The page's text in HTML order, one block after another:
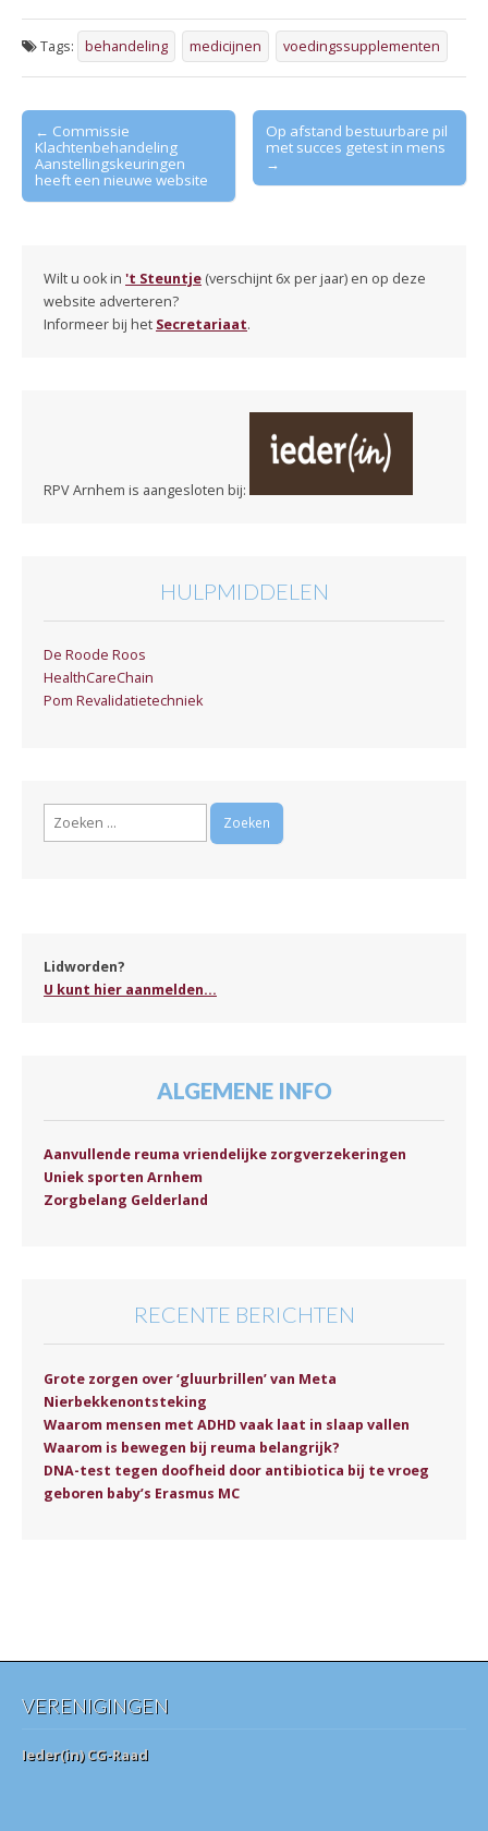
Tags: behandeling medicijnen voedingssupplementen
Post
navigation
← Commissie
Klachtenbehandeling
Aanstellingskeuringen
heeft een nieuwe website
Op afstand bestuurbare pil
met succes getest in mens
→
Wilt u ook in 't Steuntje (verschijnt 6x per jaar) en op deze
website adverteren?
Informeer bij het Secretariaat.
RPV Arnhem is aangesloten bij:
HULPMIDDELEN
De Roode Roos
HealthCareChain
Pom Revalidatietechniek
Zoeken
Lidworden?
U kunt hier aanmelden...
ALGEMENE INFO
Aanvullende reuma vriendelijke zorgverzekeringen
Uniek sporten Arnhem
Zorgbelang Gelderland
RECENTE BERICHTEN
Grote zorgen over ‘gluurbrillen’ van Meta
Nierbekkenontsteking
Waarom mensen met ADHD vaak laat in slaap vallen
Waarom is bewegen bij reuma belangrijk?
DNA-test tegen doofheid door antibiotica bij te vroeg
geboren baby’s Erasmus MC
VERENIGINGEN
Ieder(in) CG-Raad